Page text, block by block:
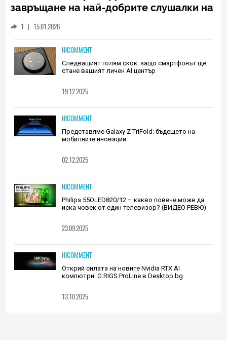
завръщане на най-добрите слушалки на
1 | 15.01.2026
HICOMMENT
Следващият голям скок: защо смартфонът ще
стане вашият личен AI център
19.12.2025
HICOMMENT
Представяме Galaxy Z TriFold: бъдещето на
мобилните иновации
02.12.2025
HICOMMENT
Philips 55OLED820/12 – какво повече може да
иска човек от един телевизор? (ВИДЕО РЕВЮ)
23.09.2025
HICOMMENT
Открий силата на новите Nvidia RTX AI
компютри: G:RIGS ProLine в Desktop.bg
13.10.2025